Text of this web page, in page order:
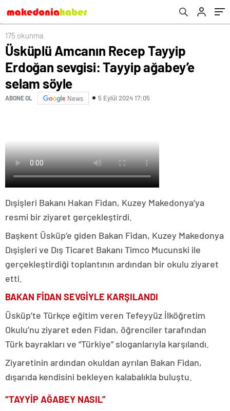
175 okunma
Üsküplü Amcanın Recep Tayyip
Erdoğan sevgisi: Tayyip ağabey’e
selam söyle
ABONE OL News 5 Eylül 2024 17:05
Dışişleri Bakanı Hakan Fidan, Kuzey Makedonya’ya
resmi bir ziyaret gerçekleştirdi.
Başkent Üsküp’e giden Bakan Fidan, Kuzey Makedonya
Dışişleri ve Dış Ticaret Bakanı Timco Mucunski ile
gerçekleştirdiği toplantının ardından bir okulu ziyaret
etti.
BAKAN FİDAN SEVGİYLE KARŞILANDI
Üsküp’te Türkçe eğitim veren Tefeyyüz İlköğretim
Okulu’nu ziyaret eden Fidan, öğrenciler tarafından
Türk bayrakları ve “Türkiye” sloganlarıyla karşılandı.
Ziyaretinin ardından okuldan ayrılan Bakan Fidan,
dışarıda kendisini bekleyen kalabalıkla buluştu.
“TAYYİP AĞABEY NASIL”